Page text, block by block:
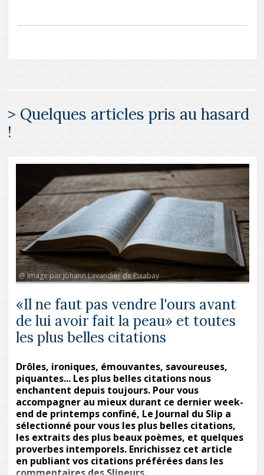
> Quelques articles pris au hasard
!
@ Image par Johann Lavandier de Pixabay
«Il ne faut pas vendre l'ours avant
de lui avoir fait la peau» et toutes
les plus belles citations
Drôles, ironiques, émouvantes, savoureuses,
piquantes... Les plus belles citations nous
enchantent depuis toujours. Pour vous
accompagner au mieux durant ce dernier week-
end de printemps confiné, Le Journal du Slip a
sélectionné pour vous les plus belles citations,
les extraits des plus beaux poèmes, et quelques
proverbes intemporels. Enrichissez cet article
en publiant vos citations préférées dans les
commentaires des Slipeurs.